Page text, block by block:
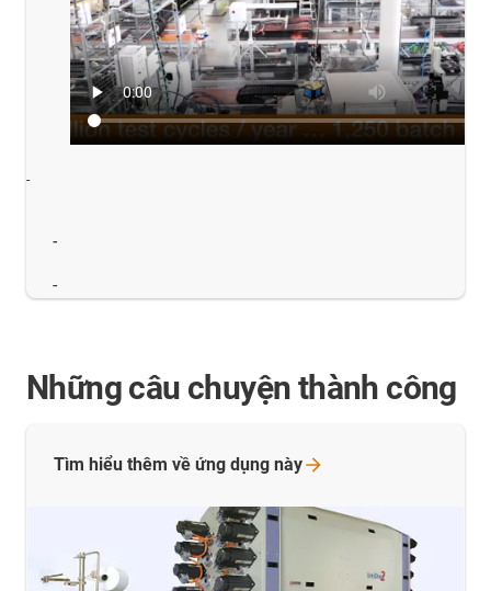
-
-
-
Những câu chuyện thành công
Tìm hiểu thêm về ứng dụng này